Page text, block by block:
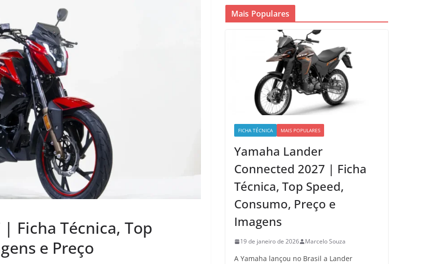
| Ficha Técnica, Top
e Preço
Mais Populares
FICHA TÉCNICA MAIS POPULARES
Yamaha Lander
Connected 2027 | Ficha
Técnica, Top Speed,
Consumo, Preço e
Imagens
19 de janeiro de 2026 Marcelo Souza
A Yamaha lançou no Brasil a Lander